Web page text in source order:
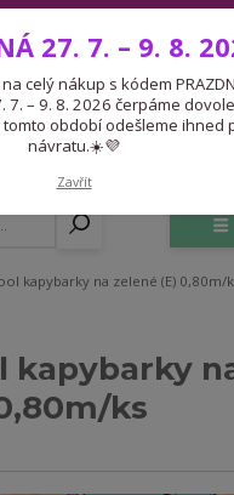
Objednávky přijaté v
ihned po našem návratu.☀️💜
CZK
13-13:45
kapybarky na zelené (E) 0,80m/
kapybarky
ks
27. 7. – 9. 8.
celý nákup s kódem
7. – 9. 8. 2026 čerpáme
období odešleme ihned
návratu.☀️💜
Zavřít